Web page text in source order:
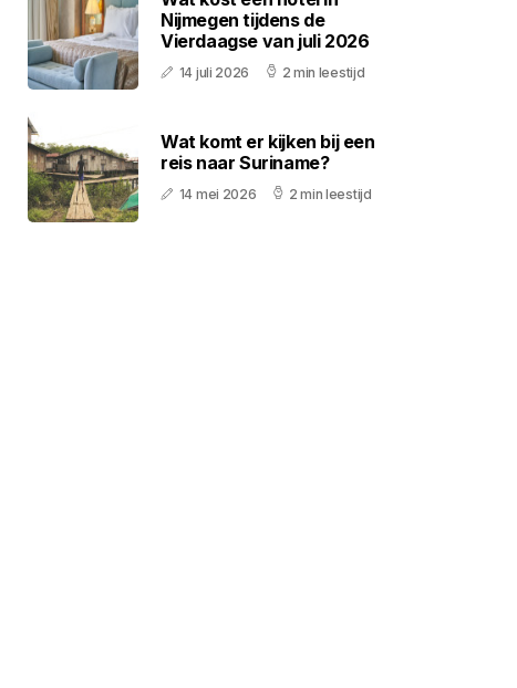
Nijmegen tijdens de
Vierdaagse van juli 2026
14 juli 2026 2 min leestijd
Wat komt er kijken bij een
reis naar Suriname?
14 mei 2026 2 min leestijd